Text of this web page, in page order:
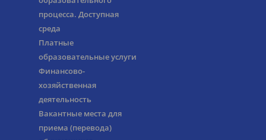
процесса. Доступная
среда
Платные
образовательные услуги
Финансово-
хозяйственная
деятельность
Вакантные места для
приема (перевода)